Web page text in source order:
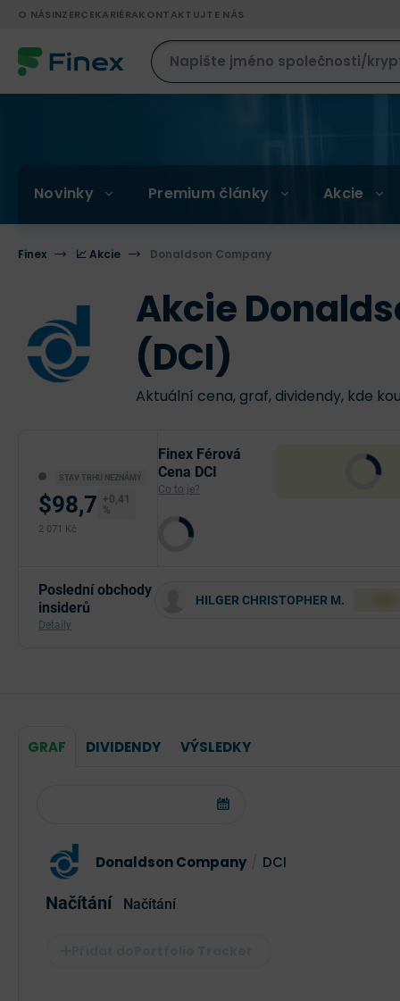
O NÁSINZERCEKARIÉRAKONTAKTUJTE NÁS
Novinky Premium články Akcie
Finex 📈 Akcie Donaldson Company
Akcie
(DCI)
Aktuální cena, graf, dividendy, kde
STAV TRHU NEZNÁMÝ
$98,7 +0,41
%
2 071 Kč
Finex Férová
Cena DCI
Co to je?
Poslední obchody
insiderů
Detaily
HILGER CHRISTOPHER M.
GRAF DIVIDENDY VÝSLEDKY
Donaldson Company DCI
Načítání Načítání